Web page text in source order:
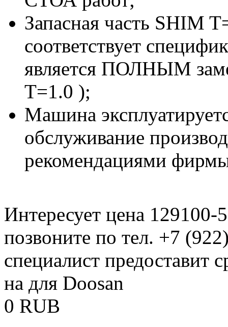
Запасная часть SHIM
соответствует
является ПОЛНЫМ
T=1.0 );
Машина
обслуживание
рекомендациями
Интересует цена 129100-
позвоните по тел. +7
специалист предоставит
на для Doosan
0 RUB